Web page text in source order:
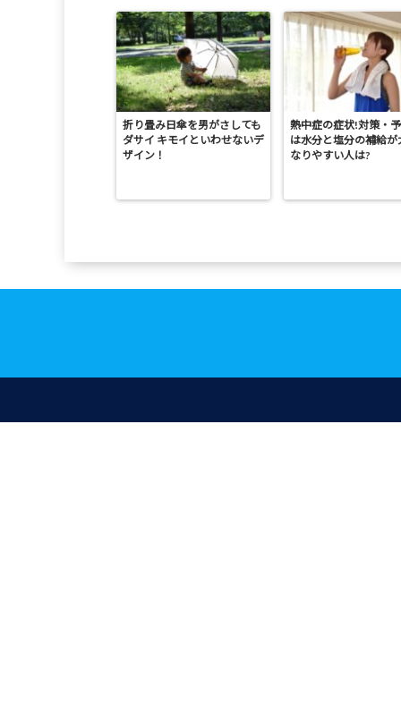
折り畳み日傘を男がさしても
ダサイ キモイといわせないデ
ザイン！
熱中症の症状!対策・
は水分と塩分の補給が
なりやすい人は?